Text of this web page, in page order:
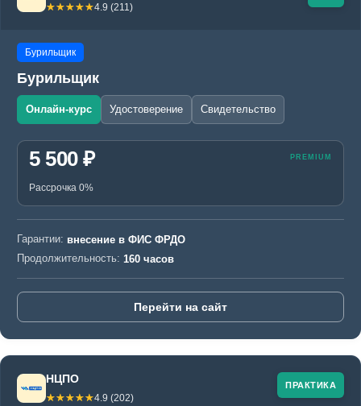
☆☆☆☆☆
★★★★★4.9 (211)
Бурильщик
Бурильщик
Онлайн-курс Удостоверение Свидетельство
5 500 ₽
Рассрочка 0%
Гарантии: внесение в ФИС ФРДО
Продолжительность: 160 часов
Перейти на сайт
ПРАКТИКА
НЦПО
☆☆☆☆☆
★★★★★4.9 (202)